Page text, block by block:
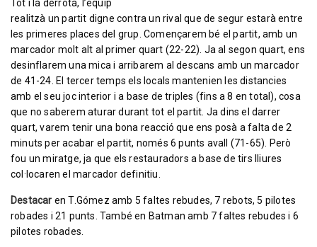
Tot i la derrota, l’equip
realitzà un partit digne contra un rival que de segur estarà entre
les primeres places del grup. Començarem bé el partit, amb un
marcador molt alt al primer quart (22-22). Ja al segon quart, ens
desinflarem una mica i arribarem al descans amb un marcador
de 41-24. El tercer temps els locals mantenien les distancies
amb el seu joc interior i a base de triples (fins a 8 en total), cosa
que no saberem aturar durant tot el partit. Ja dins el darrer
quart, varem tenir una bona reacció que ens posà a falta de 2
minuts per acabar el partit, només 6 punts avall (71-65). Però
fou un miratge, ja que els restauradors a base de tirs lliures
col·locaren el marcador definitiu.
Destacar en T.Gómez amb 5 faltes rebudes, 7 rebots, 5 pilotes
robades i 21 punts. També en Batman amb 7 faltes rebudes i 6
pilotes robades.